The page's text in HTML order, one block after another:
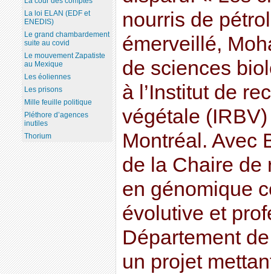
nourris de
émerveillé,
de sciences
à l’Institut de
végétale
Montréal. Avec
de la Chaire de
en génomique
évolutive et
Département
un projet
La loi ELAN (EDF et
ENEDIS)
Le grand chambardement
suite au covid
Le mouvement Zapatiste
au Mexique
Les éoliennes
Les prisons
Mille feuille politique
Pléthore d’agences
inutiles
Thorium